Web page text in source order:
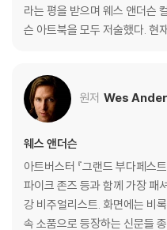
슈테판 츠바이크 : 발췌
완전히 다른 요소 : 로버트 D. 예
십자 펜 협회
옮긴이의 말
감사의 말
라는 평을 받으며 웨스 앤더슨
슨 아트북을 모두 저술했다. 현
원저 Wes
웨스 앤더슨
아트버스터 『그랜드 부다페스
파이크 존즈 등과 함께 가장 패
강 비주얼리스트. 화면에는 비
속 소품으로 등장하는 신문들